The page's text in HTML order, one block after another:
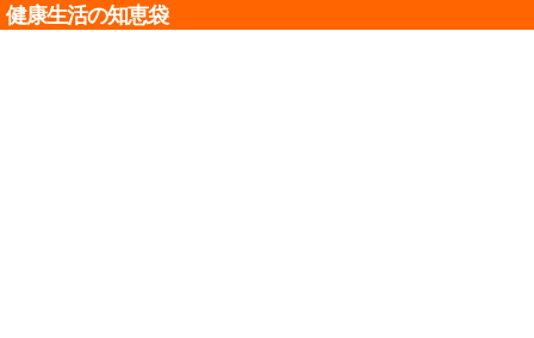
健康生活の知恵袋